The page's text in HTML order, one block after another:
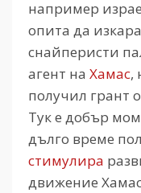
например
опита да
снайперисти
агент на Хамас,
получил грант
Тук е добър
дълго време
стимулира
движение